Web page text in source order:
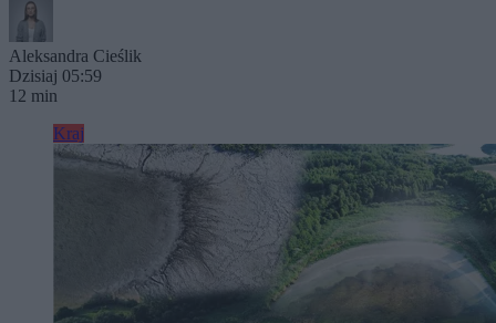
Aleksandra Cieślik
Dzisiaj 05:59
12 min
Kraj